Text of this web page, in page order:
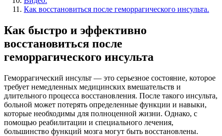
Как восстановиться после геморрагического инсульта.
Как быстро и эффективно
восстановиться после
геморрагического инсульта
Геморрагический инсульт — это серьезное состояние, которое
требует немедленных медицинских вмешательств и
длительного процесса восстановления. После такого инсульта,
больной может потерять определенные функции и навыки,
которые необходимы для полноценной жизни. Однако, с
помощью реабилитации и специального лечения,
большинство функций мозга могут быть восстановлены.